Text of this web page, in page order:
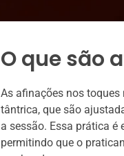
O que são
As afinações nos
tântrica, que são
a sessão. Essa prática
permitindo que o